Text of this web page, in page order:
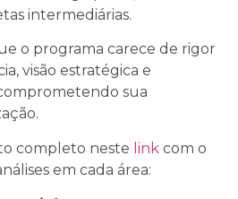
intermediárias.
o programa carece de rigor
visão estratégica e
sua
completo neste link com o
em cada área: